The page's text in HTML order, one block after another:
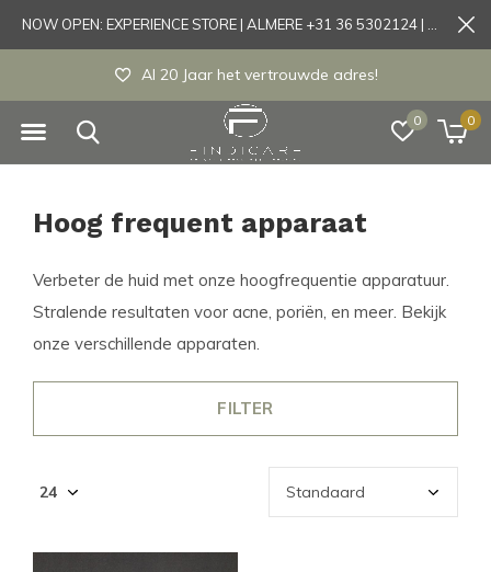
0 0
Al 20 Jaar het vertrouwde adres!
Hoog frequent apparaat
Verbeter de huid met onze hoogfrequentie apparatuur.
Stralende resultaten voor acne, poriën, en meer. Bekijk
onze verschillende apparaten.
FILTER